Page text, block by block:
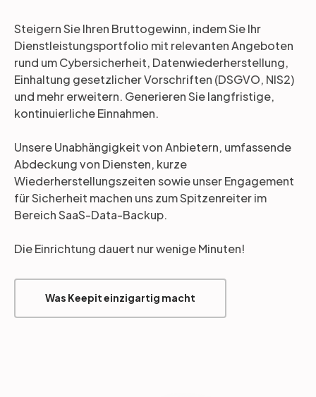
Steigern Sie Ihren Bruttogewinn, indem Sie Ihr
Dienstleistungsportfolio mit relevanten Angeboten
rund um Cybersicherheit, Datenwiederherstellung,
Einhaltung gesetzlicher Vorschriften (DSGVO, NIS2)
und mehr erweitern. Generieren Sie langfristige,
kontinuierliche Einnahmen.
Unsere Unabhängigkeit von Anbietern, umfassende
Abdeckung von Diensten, kurze
Wiederherstellungszeiten sowie unser Engagement
für Sicherheit machen uns zum Spitzenreiter im
Bereich SaaS-Data-Backup.
Die Einrichtung dauert nur wenige Minuten!
Was Keepit einzigartig macht